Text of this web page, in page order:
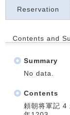
Reservation
Contents and
Summary
No data.
Contents
頼朝将軍記 4